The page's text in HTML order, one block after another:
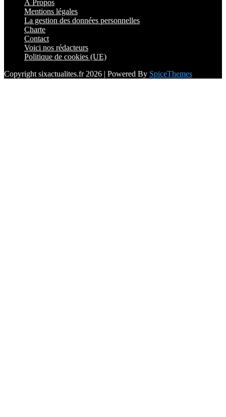
À Propos
Mentions légales
La gestion des données personnelles
Charte
Contact
Voici nos rédacteurs
Politique de cookies (UE)
Copyright sixactualites.fr 2026 | Powered By SpiceThemes